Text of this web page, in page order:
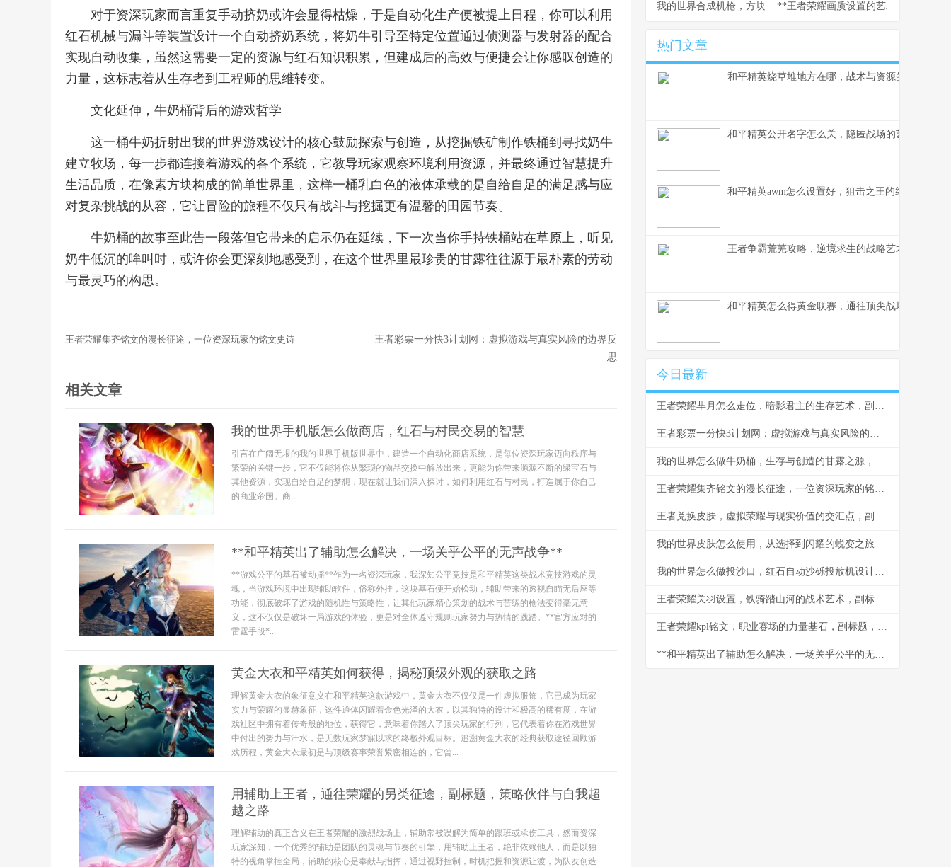
对于资深玩家而言重复手动挤奶或许会显得枯燥，于是自动化生产便被提上日程，你可以利用
红石机械与漏斗等装置设计一个自动挤奶系统，将奶牛引导至特定位置通过侦测器与发射器的配合
实现自动收集，虽然这需要一定的资源与红石知识积累，但建成后的高效与便捷会让你感叹创造的
力量，这标志着从生存者到工程师的思维转变。
文化延伸，牛奶桶背后的游戏哲学
这一桶牛奶折射出我的世界游戏设计的核心鼓励探索与创造，从挖掘铁矿制作铁桶到寻找奶牛
建立牧场，每一步都连接着游戏的各个系统，它教导玩家观察环境利用资源，并最终通过智慧提升
生活品质，在像素方块构成的简单世界里，这样一桶乳白色的液体承载的是自给自足的满足感与应
对复杂挑战的从容，它让冒险的旅程不仅只有战斗与挖掘更有温馨的田园节奏。
牛奶桶的故事至此告一段落但它带来的启示仍在延续，下一次当你手持铁桶站在草原上，听见
奶牛低沉的哞叫时，或许你会更深刻地感受到，在这个世界里最珍贵的甘露往往源于最朴素的劳动
与最灵巧的构思。
王者荣耀集齐铭文的漫长征途，一位资深玩家的铭文史诗
王者彩票一分快3计划网：虚拟游戏与真实风险的边界反
思
相关文章
我的世界手机版怎么做商店，红石与村民交易的智慧
引言在广阔无垠的我的世界手机版世界中，建造一个自动化商店系统，是每位资深玩家迈向秩序与
繁荣的关键一步，它不仅能将你从繁琐的物品交换中解放出来，更能为你带来源源不断的绿宝石与
其他资源，实现自给自足的梦想，现在就让我们深入探讨，如何利用红石与村民，打造属于你自己
的商业帝国。商...
**和平精英出了辅助怎么解决，一场关乎公平的无声战争**
**游戏公平的基石被动摇**作为一名资深玩家，我深知公平竞技是和平精英这类战术竞技游戏的灵
魂，当游戏环境中出现辅助软件，俗称外挂，这块基石便开始松动，辅助带来的透视自瞄无后座等
功能，彻底破坏了游戏的随机性与策略性，让其他玩家精心策划的战术与苦练的枪法变得毫无意
义，这不仅仅是破坏一局游戏的体验，更是对全体遵守规则玩家努力与热情的践踏。**官方应对的
雷霆手段*...
黄金大衣和平精英如何获得，揭秘顶级外观的获取之路
理解黄金大衣的象征意义在和平精英这款游戏中，黄金大衣不仅仅是一件虚拟服饰，它已成为玩家
实力与荣耀的显赫象征，这件通体闪耀着金色光泽的大衣，以其独特的设计和极高的稀有度，在游
戏社区中拥有着传奇般的地位，获得它，意味着你踏入了顶尖玩家的行列，它代表着你在游戏世界
中付出的努力与汗水，是无数玩家梦寐以求的终极外观目标。追溯黄金大衣的经典获取途径回顾游
戏历程，黄金大衣最初是与顶级赛事荣誉紧密相连的，它曾...
用辅助上王者，通往荣耀的另类征途，副标题，策略伙伴与自我超
越之路
理解辅助的真正含义在王者荣耀的激烈战场上，辅助常被误解为简单的跟班或承伤工具，然而资深
玩家深知，一个优秀的辅助是团队的灵魂与节奏的引擎，用辅助上王者，绝非依赖他人，而是以独
特的视角掌控全局，辅助的核心是奉献与指挥，通过视野控制，时机把握和资源让渡，为队友创造
我的世界合成机枪，方块战场火力美学，副标题，当红石科技邂逅
**王者荣耀画质设置的艺术，副标题为
热门文章
和平精英烧草堆地方在哪，战术与资源的深度解析
和平精英公开名字怎么关，隐匿战场的艺术与策略
和平精英awm怎么设置好，狙击之王的终极配置
王者争霸荒芜攻略，逆境求生的战略艺术，副标题
和平精英怎么得黄金联赛，通往顶尖战场的荣耀之
今日最新
王者荣耀芈月怎么走位，暗影君主的生存艺术，副标题，穿梭战场的永恒之力
王者彩票一分快3计划网：虚拟游戏与真实风险的边界反思
我的世界怎么做牛奶桶，生存与创造的甘露之源，副标题，从奶牛到桶的田园诗篇
王者荣耀集齐铭文的漫长征途，一位资深玩家的铭文史诗
王者兑换皮肤，虚拟荣耀与现实价值的交汇点，副标题，一场数字情感的华丽冒险
我的世界皮肤怎么使用，从选择到闪耀的蜕变之旅
我的世界怎么做投沙口，红石自动沙砾投放机设计与实战
王者荣耀关羽设置，铁骑踏山河的战术艺术，副标题，冲锋陷阵的刀锋意志
王者荣耀kpl铭文，职业赛场的力量基石，副标题，细微之处定胜负乾坤
**和平精英出了辅助怎么解决，一场关乎公平的无声战争**